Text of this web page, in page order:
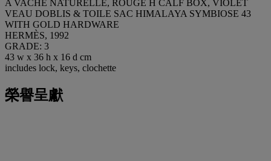
A VACHE NATURELLE, ROUGE H CALF BOX, VIOLET
VEAU DOBLIS & TOILE SAC HIMALAYA SYMBIOSE 43
WITH GOLD HARDWARE
HERMÈS, 1992
GRADE: 3
43 w x 36 h x 16 d cm
includes lock, keys, clochette
榮譽呈獻